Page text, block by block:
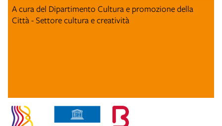
A cura del Dipartimento Cultura e promozione della
Città - Settore cultura e creatività